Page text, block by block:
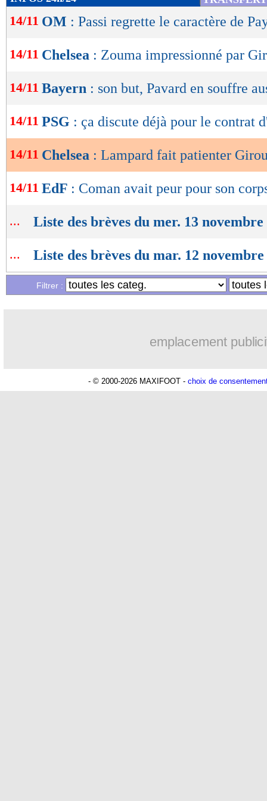
de
lecture
OK
14/11 OM : Passi regrette le caractère de
14/11 Chelsea : Zouma impressionné par
14/11 Bayern : son but, Pavard en souffre
14/11 PSG : ça discute déjà pour le contrat
14/11 Chelsea : Lampard fait patienter
14/11 EdF : Coman avait peur pour son
... Liste des brèves du mer. 13 novembre
... Liste des brèves du mar. 12 novembre
Filtrer :
emplacement
- © 2000-2026 MAXIFOOT - choix de